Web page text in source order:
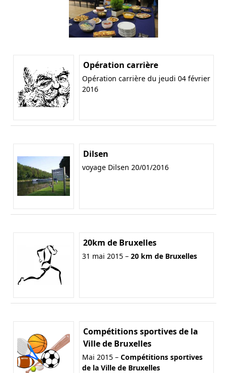
Opération carrière
Opération carrière du jeudi 04 février
2016
Dilsen
voyage Dilsen 20/01/2016
20km de Bruxelles
31 mai 2015 – 20 km de Bruxelles
Compétitions sportives de la
Ville de Bruxelles
Mai 2015 – Compétitions sportives
de la Ville de Bruxelles